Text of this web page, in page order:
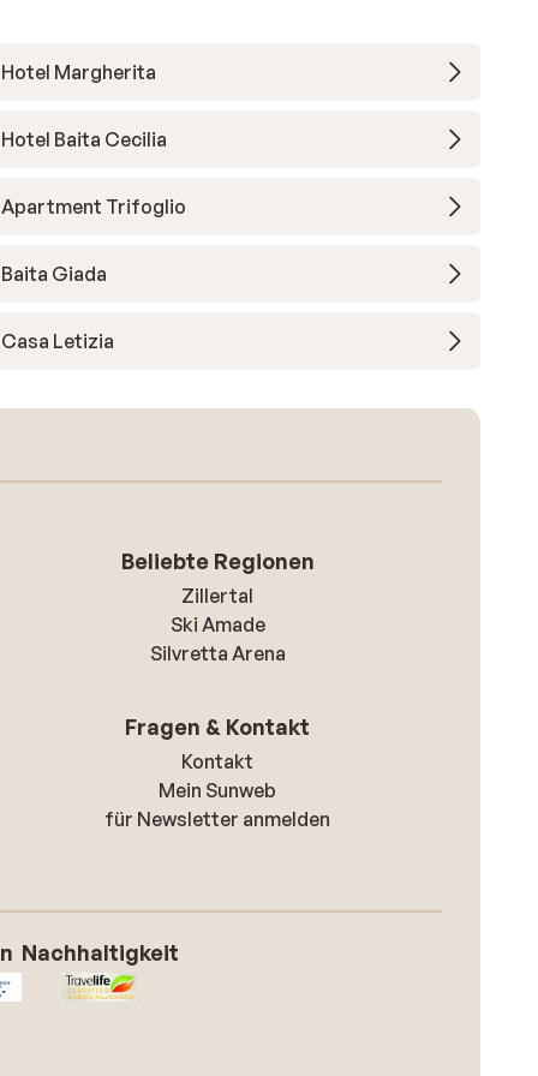
Hotel Margherita
Hotel Baita Cecilia
Apartment Trifoglio
Baita Giada
Casa Letizia
Beliebte Regionen
Zillertal
Ski Amade
Silvretta Arena
Fragen & Kontakt
Kontakt
Mein Sunweb
für Newsletter anmelden
Nachhaltigkeit